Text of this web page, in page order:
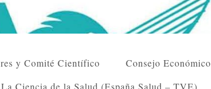
y Comité Científico Consejo Económico
La Ciencia de la Salud (España Salud – TVE)